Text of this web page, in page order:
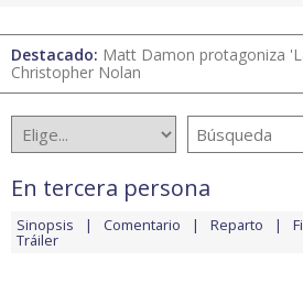
Destacado: Matt Damon protagoniza
Christopher Nolan
En tercera persona
Sinopsis Comentario Reparto
Tráiler